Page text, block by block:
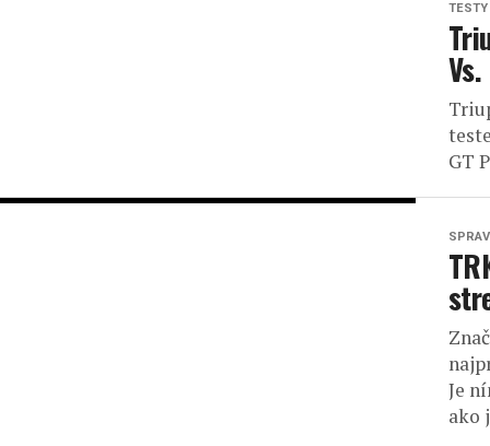
GT
Je
ako